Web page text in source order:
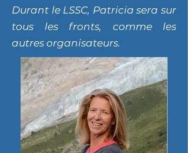
Durant le LSSC, Patricia sera sur
tous les fronts, comme les
autres organisateurs.